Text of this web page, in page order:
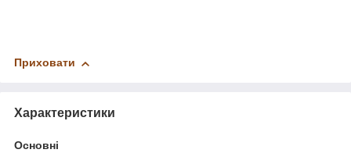
Приховати
Характеристики
Основні